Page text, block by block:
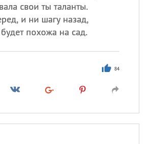
свои ты таланты.
и ни шагу назад,
похожа на сад.
84